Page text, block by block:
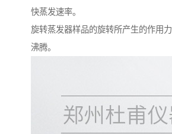
快蒸发速率。
旋转蒸发器样品的旋转所产生的作用
沸腾。